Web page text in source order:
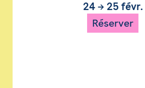
24→ 25 févr.
Réserver